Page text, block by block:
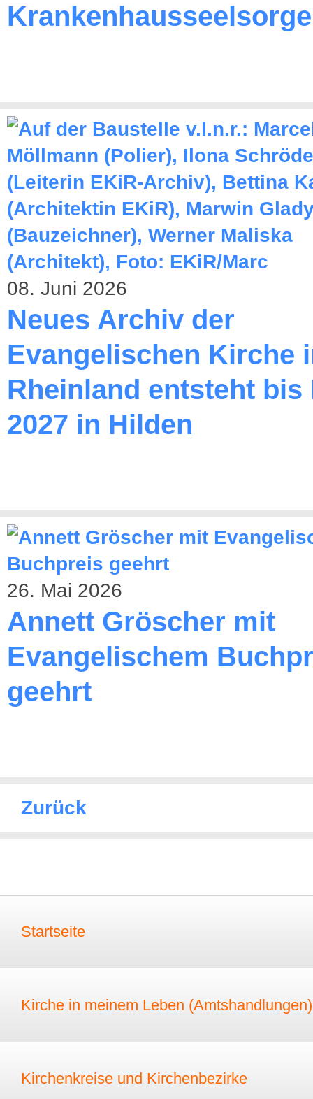
Krankenhausseelsorge
08. Juni 2026
Neues Archiv der
Evangelischen Kirche
Rheinland entsteht bis
2027 in Hilden
26. Mai 2026
Annett Gröscher mit
Evangelischem
geehrt
Zurück
Startseite
Kirche in meinem Leben (Amtshandlungen)
Kirchenkreise und Kirchenbezirke